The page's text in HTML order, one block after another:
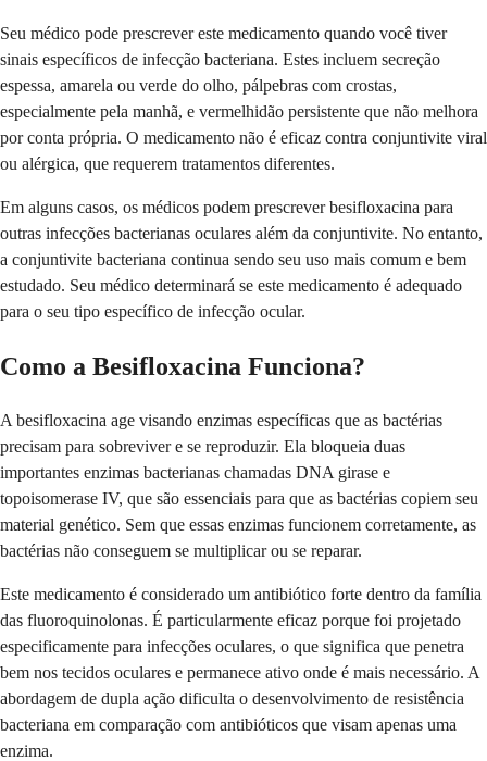
Seu médico pode prescrever este medicamento quando você tiver
sinais específicos de infecção bacteriana. Estes incluem secreção
espessa, amarela ou verde do olho, pálpebras com crostas,
especialmente pela manhã, e vermelhidão persistente que não melhora
por conta própria. O medicamento não é eficaz contra conjuntivite viral
ou alérgica, que requerem tratamentos diferentes.
Em alguns casos, os médicos podem prescrever besifloxacina para
outras infecções bacterianas oculares além da conjuntivite. No entanto,
a conjuntivite bacteriana continua sendo seu uso mais comum e bem
estudado. Seu médico determinará se este medicamento é adequado
para o seu tipo específico de infecção ocular.
Como a Besifloxacina Funciona?
A besifloxacina age visando enzimas específicas que as bactérias
precisam para sobreviver e se reproduzir. Ela bloqueia duas
importantes enzimas bacterianas chamadas DNA girase e
topoisomerase IV, que são essenciais para que as bactérias copiem seu
material genético. Sem que essas enzimas funcionem corretamente, as
bactérias não conseguem se multiplicar ou se reparar.
Este medicamento é considerado um antibiótico forte dentro da família
das fluoroquinolonas. É particularmente eficaz porque foi projetado
especificamente para infecções oculares, o que significa que penetra
bem nos tecidos oculares e permanece ativo onde é mais necessário. A
abordagem de dupla ação dificulta o desenvolvimento de resistência
bacteriana em comparação com antibióticos que visam apenas uma
enzima.